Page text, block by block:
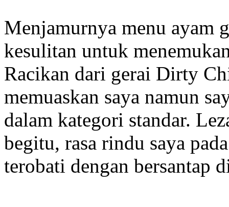
Menjamurnya menu ayam
kesulitan untuk
Racikan dari gerai Dirty
memuaskan saya namun
dalam kategori standar.
begitu, rasa rindu saya
terobati dengan bersantap